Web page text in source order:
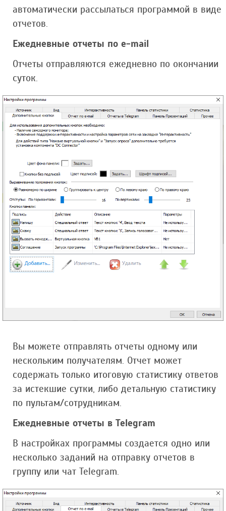
автоматически рассылаться программой в виде
отчетов.
Ежедневные отчеты по e-mail
Отчеты отправляются ежедневно по окончании
суток.
Вы можете отправлять отчеты одному или
нескольким получателям. Отчет может
содержать только итоговую статистику ответов
за истекшие сутки, либо детальную статистику
по пультам/сотрудникам.
Ежедневные отчеты в Telegram
В настройках программы создается одно или
несколько заданий на отправку отчетов в
группу или чат Telegram.